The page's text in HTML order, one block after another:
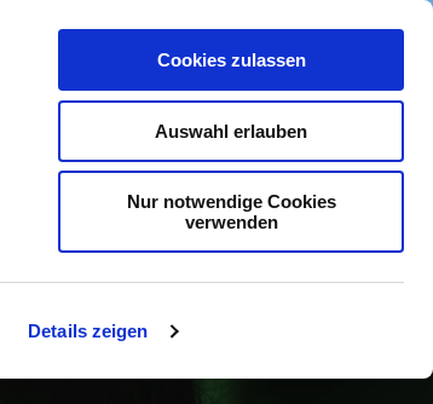
Details zeigen
Cookies zulassen
Auswahl erlauben
Nur notwendige Cookies
verwenden